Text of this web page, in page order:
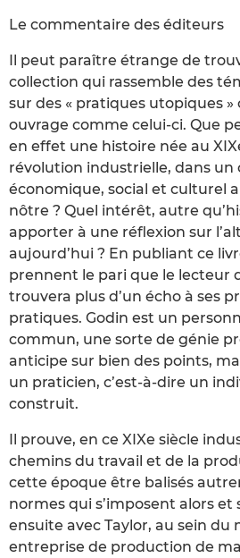
Le commentaire des éditeurs
Il peut paraître étrange de
collection qui rassemble des
sur des « pratiques utopiques
ouvrage comme celui-ci. Que
en effet une histoire née au
révolution industrielle, dans
économique, social et culturel
nôtre ? Quel intérêt, autre
apporter à une réflexion sur
aujourd’hui ? En publiant ce
prennent le pari que le lecteur
trouvera plus d’un écho à ses
pratiques. Godin est un
commun, une sorte de génie
anticipe sur bien des points,
un praticien, c’est-à-dire un
construit.
Il prouve, en ce XIXe siècle
chemins du travail et de la
cette époque être balisés
normes qui s’imposent alors
ensuite avec Taylor, au sein du
entreprise de production de